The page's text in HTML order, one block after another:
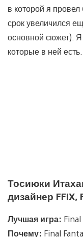
в которой я провел
срок увеличился
основной сюжет).
которые в ней есть.
Тосиюки
дизайнер FFIX,
Лучшая игра:
Почему: Final